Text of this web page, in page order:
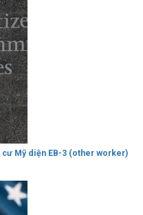
Mỹ diện EB-3 (other worker)